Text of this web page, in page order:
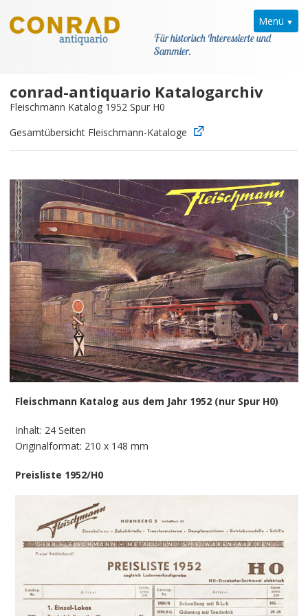
Für historisch Interessierte und
Sammler.
Home
Kataloge
Kontakt
Menü
conrad-antiquario Katalogarchiv
Fleischmann Katalog 1952 Spur H0
Gesamtübersicht Fleischmann-Kataloge
Fleischmann Katalog aus dem Jahr 1952 (nur Spur H0)
Inhalt: 24 Seiten
Originalformat: 210 x 148 mm
Preisliste 1952/H0